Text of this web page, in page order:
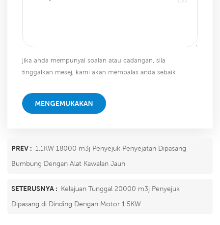
jika anda mempunyai soalan atau cadangan, sila
tinggalkan mesej, kami akan membalas anda sebaik
MENGEMUKAKAN
PREV : 1.1KW 18000 m3j Penyejuk Penyejatan Dipasang
Bumbung Dengan Alat Kawalan Jauh
SETERUSNYA : Kelajuan Tunggal 20000 m3j Penyejuk
Dipasang di Dinding Dengan Motor 1.5KW